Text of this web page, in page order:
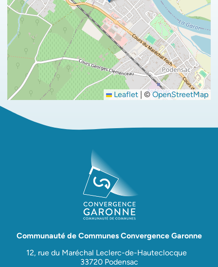
Leaflet | ©OpenStreetMap
Communauté de Communes Convergence Garonne
12, rue du Maréchal Leclerc-de-Hauteclocque
33720 Podensac